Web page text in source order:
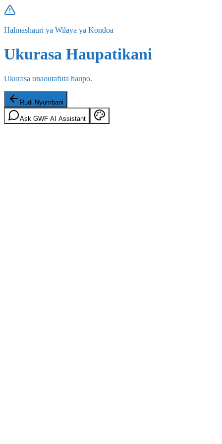
Halmashauri ya Wilaya ya Kondoa
Ukurasa Haupatikani
Ukurasa unaoutafuta haupo.
Rudi Nyumbani
Ask GWF AI Assistant